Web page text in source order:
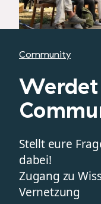
Community
Stellt eure
dabei!
Zugang zu
Vernetzung